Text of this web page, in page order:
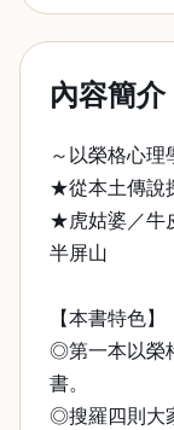
內容簡介
～以榮格心理
★從本土傳說
★虎姑婆／牛
半屏山
【本書特色】
◎第一本以榮
書。
◎搜羅四則大